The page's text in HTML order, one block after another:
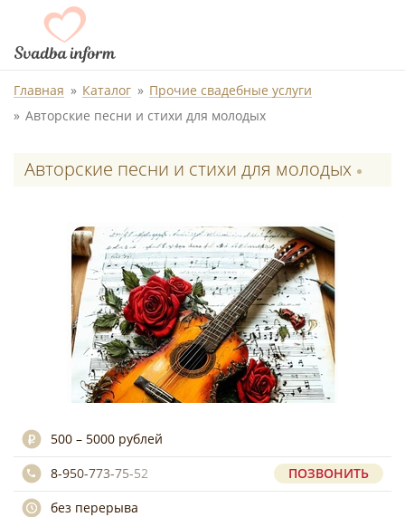
Главная Каталог
Прочие свадебные услуги
Авторские песни и стихи для молодых
Авторские песни и стихи для молодых
500 – 5000 рублей
8-950-773-75-52
ПОЗВОНИТЬ
без перерыва